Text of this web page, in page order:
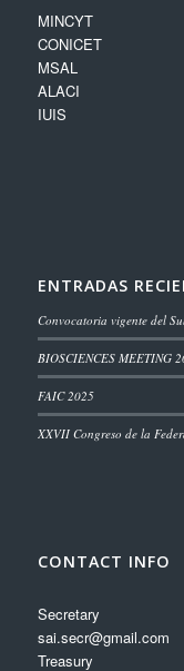
MINCYT
CONICET
MSAL
ALACI
IUIS
ENTRADAS
Convocatoria vigente del
BIOSCIENCES MEETING
FAIC 2025
XXVII Congreso de la
CONTACT INFO
Secretary
sai.secr@gmail.com
Treasury